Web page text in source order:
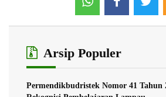
Arsip Populer
Permendikbudristek Nomor 41 Tahun